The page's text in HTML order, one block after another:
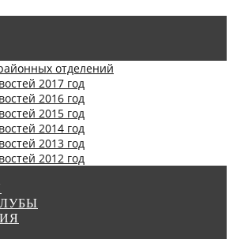
отделений
2017 год
2016 год
2015 год
2014 год
2013 год
2012 год